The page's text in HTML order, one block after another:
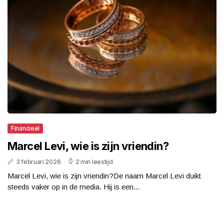
Financieel
Marcel Levi, wie is zijn vriendin?
3 februari 2026 2 min leestijd
Marcel Levi, wie is zijn vriendin?De naam Marcel Levi duikt
steeds vaker op in de media. Hij is een...